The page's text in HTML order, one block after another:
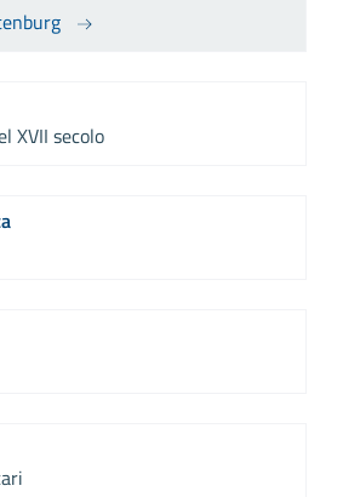
XVII secolo